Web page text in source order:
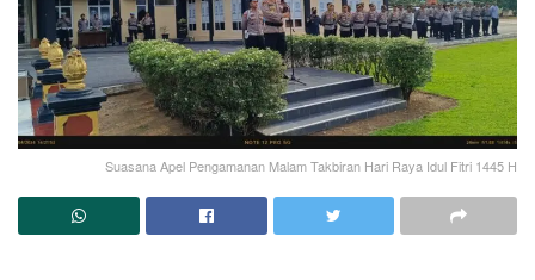
Suasana Apel Pengamanan Malam Takbiran Hari Raya Idul Fitri 1445 H